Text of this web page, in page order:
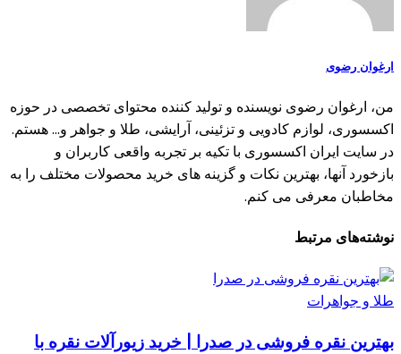
ارغوان رضوی
من، ارغوان رضوی نویسنده و تولید کننده محتوای تخصصی در حوزه
اکسسوری، لوازم کادویی و تزئینی، آرایشی، طلا و جواهر و... هستم.
در سایت ایران اکسسوری با تکیه بر تجربه واقعی کاربران و
بازخورد آنها، بهترین نکات و گزینه های خرید محصولات مختلف را به
مخاطبان معرفی می کنم.
نوشته‌های مرتبط
طلا و جواهرات
بهترین نقره فروشی در صدرا | خرید زیورآلات نقره با